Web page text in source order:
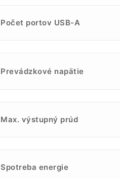
Počet portov USB-A
Prevádzkové napätie
Max. výstupný prúd
Spotreba energie